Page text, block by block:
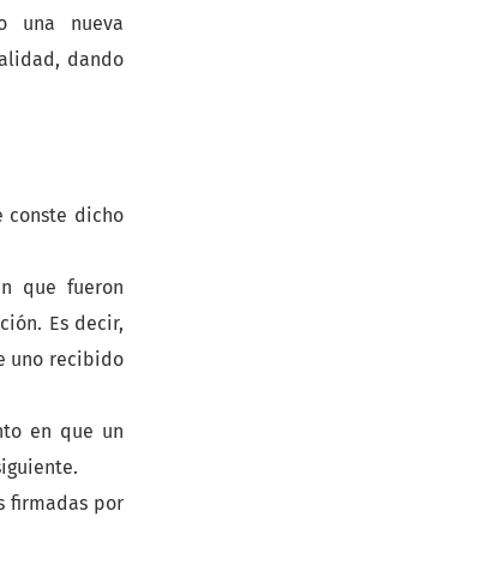
una nueva
dando
conste dicho
que fueron
Es decir,
uno recibido
en que un
firmadas por